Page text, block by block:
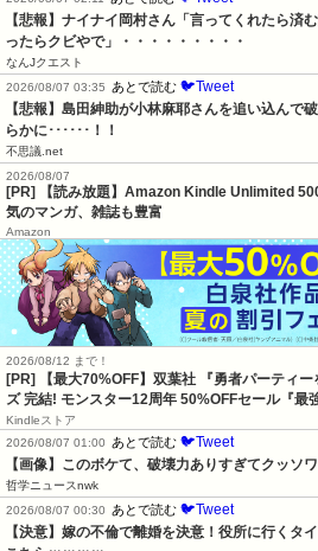
【悲報】ナイナイ岡村さん「言ってくれたら済
ったらクビやで」・・・・・・・・・
なんJクエスト
2026/08/07 03:35
あとで読む 🐦Tweet
【悲報】島田紳助が小林麻耶さんを追い込んで
らかに･･････！！
不思議.net
2026/08/07
[PR] 【読み放題】Amazon Kindle Unlimited
気のマンガ、雑誌も豊富
Amazon
2026/08/12 まで！
[PR] 【最大70%OFF】双葉社 『勇者パーティ
ズ 完結! モンスター12周年 50%OFFセール『最
Kindleストア
2026/08/07 01:00
あとで読む 🐦Tweet
【画像】このボケて、破壊力ありすぎてクッソ
哲学ニュースnwk
2026/08/07 00:30
あとで読む 🐦Tweet
【決意】嫁の不倫で離婚を決意！役所に行くタ